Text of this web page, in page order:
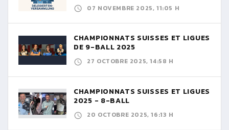
07 NOVEMBRE 2025, 11:05 H
CHAMPIONNATS SUISSES ET LIGUES
DE 9-BALL 2025
27 OCTOBRE 2025, 14:58 H
CHAMPIONNATS SUISSES ET LIGUES
2025 - 8-BALL
20 OCTOBRE 2025, 16:13 H